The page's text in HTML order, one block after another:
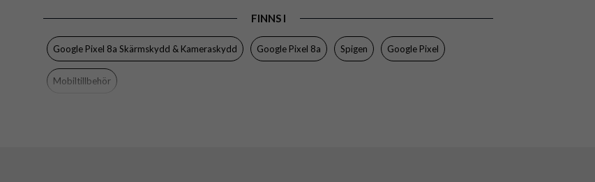
Egenskaper
Monteringsram
Färg
Genomskinlig
Material
Härdat glas
Varumärke
FINNS I
Google Pixel 8a Skärmskydd & Kameraskydd Google Pixel 8a Spigen Google Pixel
Mobiltillbehör